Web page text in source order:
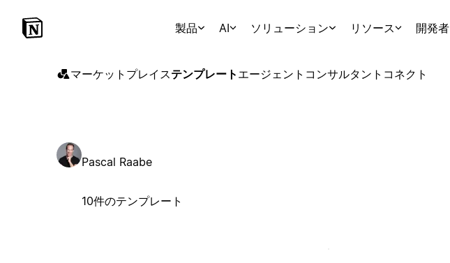
製品 AI ソリューション リソース 開発者
マーケットプレイステンプレート エージェント コンサルタント コネクト
Pascal Raabe
10件のテンプレート